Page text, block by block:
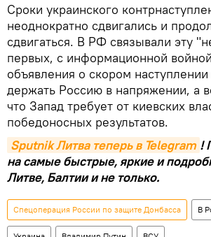
Сроки украинского
неоднократно сдвигались и
сдвигаться. В РФ связывали эту
первых, с информационной
объявления о скором
держать Россию в напряжении, а
что Запад требует от киевских
победоносных результатов.
Sputnik Литва теперь в Telegram !
на самые быстрые, яркие и
Литве, Балтии и не только.
Спецоперация России по защите Донбасса В